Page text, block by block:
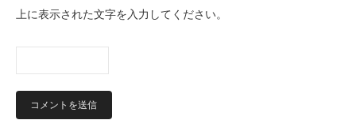
上に表示された文字を入力してください。